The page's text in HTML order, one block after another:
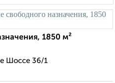
1850 м²
Шоссе 36/1